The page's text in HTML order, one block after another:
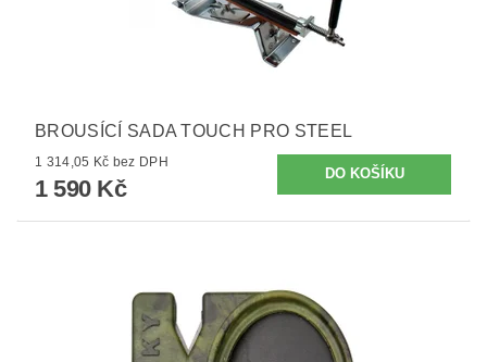
BROUSÍCÍ SADA TOUCH PRO STEEL
1 314,05 Kč bez DPH
1 590 Kč